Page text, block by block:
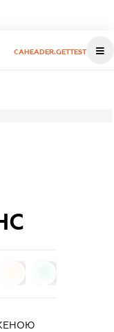
CAHEADER.GETTEST